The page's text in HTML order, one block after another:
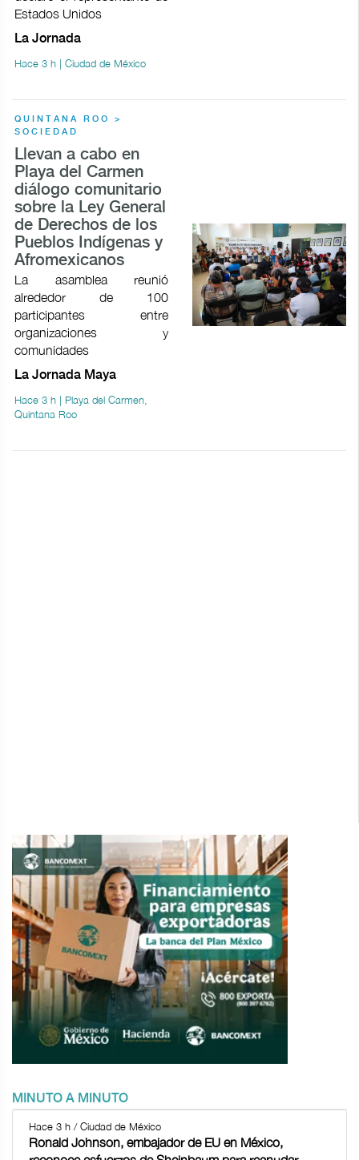
Estados Unidos
La Jornada
Hace 3 h | Ciudad de México
QUINTANA ROO >
SOCIEDAD
Llevan a cabo en
Playa del Carmen
diálogo comunitario
sobre la Ley General
de Derechos de los
Pueblos Indígenas y
Afromexicanos
La asamblea reunió
alrededor de 100
participantes entre
organizaciones y
comunidades
La Jornada Maya
Hace 3 h | Playa del Carmen,
Quintana Roo
MINUTO A MINUTO
Hace 3 h / Ciudad de México
Ronald Johnson, embajador de EU en México,